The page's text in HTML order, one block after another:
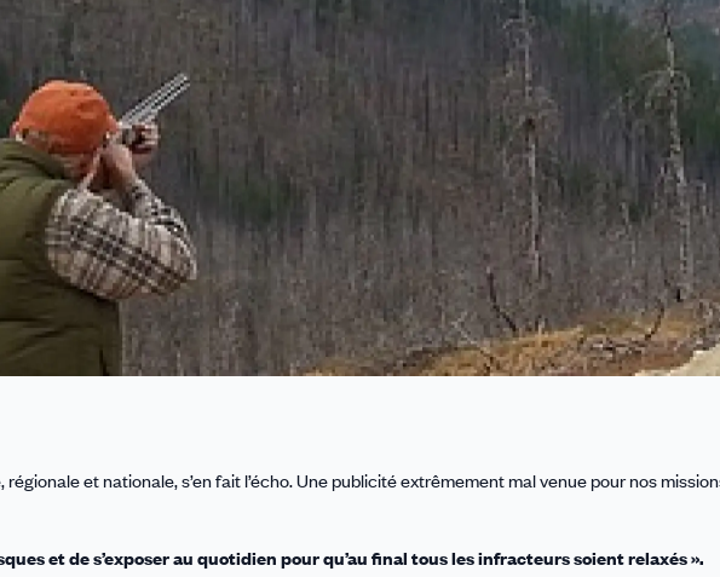
et nationale, s’en fait l’écho. Une publicité extrêmement mal venue pour nos
et de s’exposer au quotidien pour qu’au final tous les infracteurs soient relaxés ».